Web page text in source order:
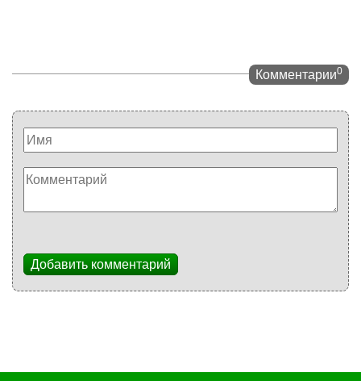
Комментарии0
Добавить комментарий